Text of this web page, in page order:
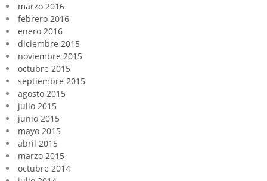
marzo 2016
febrero 2016
enero 2016
diciembre 2015
noviembre 2015
octubre 2015
septiembre 2015
agosto 2015
julio 2015
junio 2015
mayo 2015
abril 2015
marzo 2015
octubre 2014